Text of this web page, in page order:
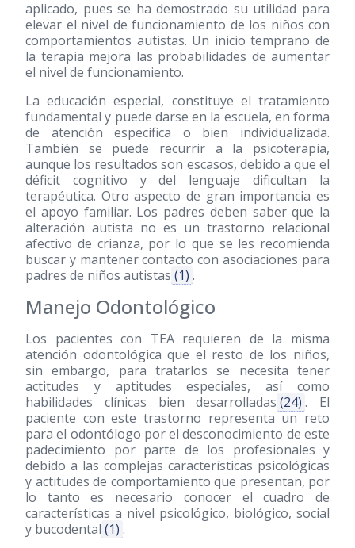
aplicado, pues se ha demostrado su utilidad para
elevar el nivel de funcionamiento de los niños con
comportamientos autistas. Un inicio temprano de
la terapia mejora las probabilidades de aumentar
el nivel de funcionamiento.
La educación especial, constituye el tratamiento
fundamental y puede darse en la escuela, en forma
de atención específica o bien individualizada.
También se puede recurrir a la psicoterapia,
aunque los resultados son escasos, debido a que el
déficit cognitivo y del lenguaje dificultan la
terapéutica. Otro aspecto de gran importancia es
el apoyo familiar. Los padres deben saber que la
alteración autista no es un trastorno relacional
afectivo de crianza, por lo que se les recomienda
buscar y mantener contacto con asociaciones para
padres de niños autistas (1) .
Manejo Odontológico
Los pacientes con TEA requieren de la misma
atención odontológica que el resto de los niños,
sin embargo, para tratarlos se necesita tener
actitudes y aptitudes especiales, así como
habilidades clínicas bien desarrolladas (24) . El
paciente con este trastorno representa un reto
para el odontólogo por el desconocimiento de este
padecimiento por parte de los profesionales y
debido a las complejas características psicológicas
y actitudes de comportamiento que presentan, por
lo tanto es necesario conocer el cuadro de
características a nivel psicológico, biológico, social
y bucodental (1) .